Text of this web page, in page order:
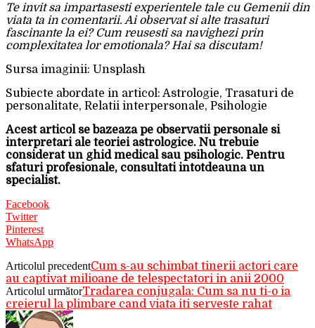
Te invit sa impartasesti experientele tale cu Gemenii din
viata ta in comentarii. Ai observat si alte trasaturi
fascinante la ei? Cum reusesti sa navighezi prin
complexitatea lor emotionala? Hai sa discutam!
Sursa imaginii: Unsplash
Subiecte abordate in articol: Astrologie, Trasaturi de
personalitate, Relatii interpersonale, Psihologie
Acest articol se bazeaza pe observatii personale si
interpretari ale teoriei astrologice. Nu trebuie
considerat un ghid medical sau psihologic. Pentru
sfaturi profesionale, consultati intotdeauna un
specialist.
Facebook
Twitter
Pinterest
WhatsApp
Articolul precedentCum s-au schimbat tinerii actori care
au captivat milioane de telespectatori in anii 2000
Articolul următorTradarea conjugala: Cum sa nu ti-o ia
creierul la plimbare cand viata iti serveste rahat